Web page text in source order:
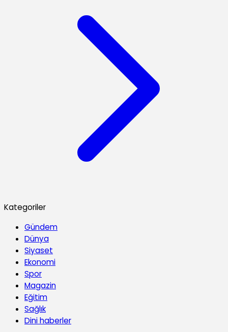
Kategoriler
Gündem
Dünya
Siyaset
Ekonomi
Spor
Magazin
Eğitim
Sağlık
Dini haberler